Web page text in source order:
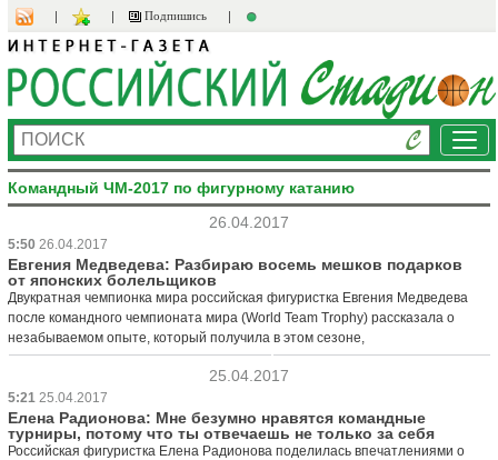
Подпишись
Командный ЧМ-2017 по фигурному катанию
26.04.2017
5:50 26.04.2017
Евгения Медведева: Разбираю восемь мешков подарков
от японских болельщиков
Двукратная чемпионка мира российская фигуристка Евгения Медведева
после командного чемпионата мира (World Team Trophy) рассказала о
незабываемом опыте, который получила в этом сезоне,
25.04.2017
5:21 25.04.2017
Елена Радионова: Мне безумно нравятся командные
турниры, потому что ты отвечаешь не только за себя
Российская фигуристка Елена Радионова поделилась впечатлениями о